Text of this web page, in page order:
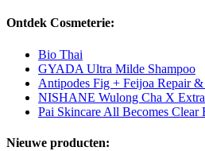
Ontdek Cosmeterie:
Bio Thai
GYADA Ultra Milde Shampoo
Antipodes Fig + Feijoa Repair
NISHANE Wulong Cha X
Pai Skincare All Becomes Clear
Nieuwe producten: